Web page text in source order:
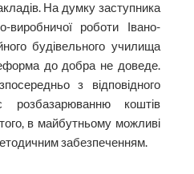
На думку заступника
виробничої роботи Івано-
будівельного училища
до добра не доведе.
з відповідного
розбазарюванню коштів
в майбутньому можливі
забезпеченням.